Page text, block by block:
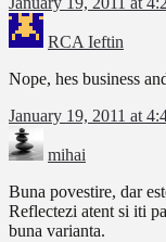
RCA Ieftin
Nope, hes business
January 19, 2011 at
mihai
Buna povestire, dar
Reflectezi atent si iti
buna varianta.